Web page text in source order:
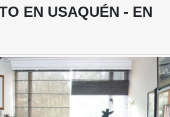
EN USAQUÉN - EN